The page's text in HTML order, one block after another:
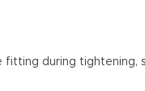
fitting during tightening,